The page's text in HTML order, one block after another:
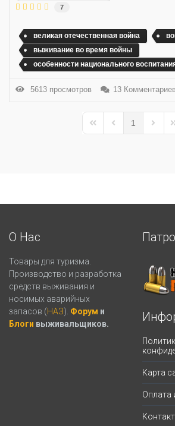
7
великая отечественная война
выживание во время войны
особенности национального
5613 просмотров 13
First PagePrevious Page
1
Next
О Нас
Товары для туризма.
Производство и разработка
средств выживания и
носимых аварийных
запасов (НАЗ). Форум и
Блоги выживальщиков.
Карта
Оплата